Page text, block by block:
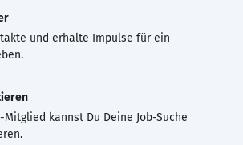
und erhalte Impulse für ein
kannst Du Deine Job-Suche